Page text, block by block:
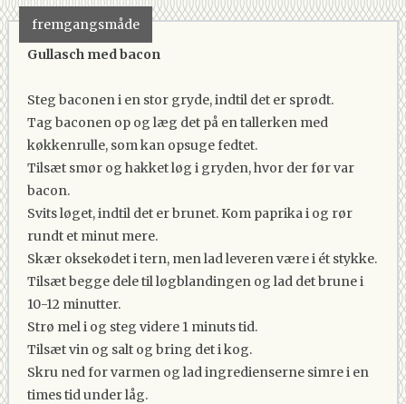
fremgangsmåde
Gullasch med bacon
Steg baconen i en stor gryde, indtil det er sprødt.
Tag baconen op og læg det på en tallerken med
køkkenrulle, som kan opsuge fedtet.
Tilsæt smør og hakket løg i gryden, hvor der før var
bacon.
Svits løget, indtil det er brunet. Kom paprika i og rør
rundt et minut mere.
Skær oksekødet i tern, men lad leveren være i ét stykke.
Tilsæt begge dele til løgblandingen og lad det brune i
10-12 minutter.
Strø mel i og steg videre 1 minuts tid.
Tilsæt vin og salt og bring det i kog.
Skru ned for varmen og lad ingredienserne simre i en
times tid under låg.